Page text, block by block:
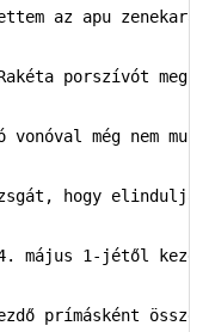
az apu
porszívót meg
még nem
hogy elinduljak
május 1-jétől
prímásként